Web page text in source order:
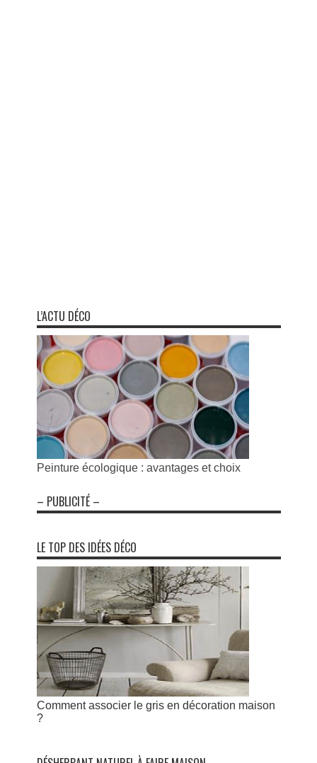
L’ACTU DÉCO
Peinture écologique : avantages et choix
– PUBLICITÉ –
LE TOP DES IDÉES DÉCO
Comment associer le gris en décoration maison
?